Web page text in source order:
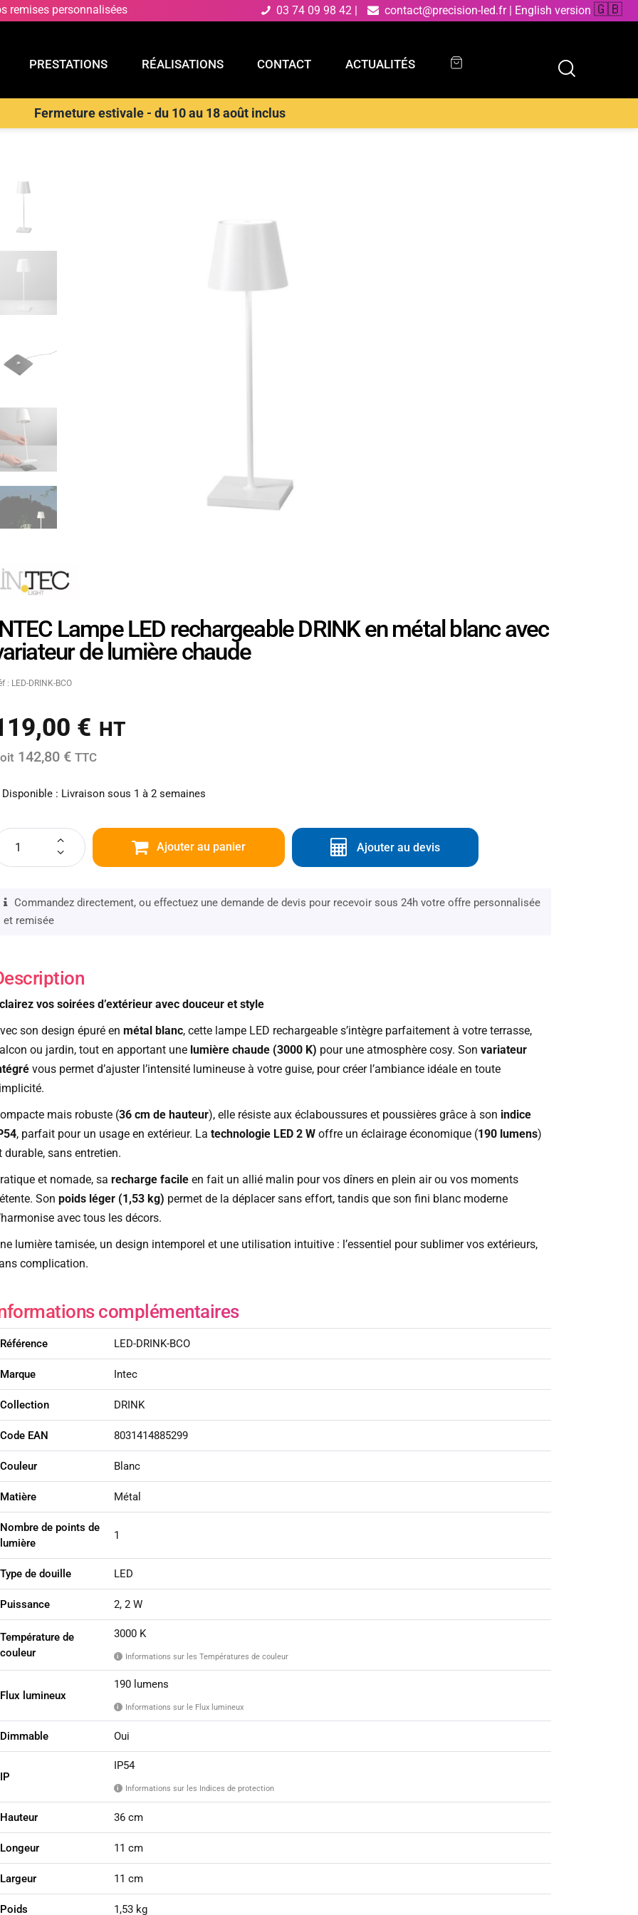
remises personnalisées 03 74 09 98 42 | contact@precision-led.fr | English version 🇬🇧
PRESTATIONS RÉALISATIONS CONTACT ACTUALITÉS
Fermeture estivale - du 10 au 18 août inclus
PRESTATIONS RÉALISATIONS CONTACT
Lampes rechargeables extérieures>INTEC Lampe LED rechargeable DRINK en métal blanc avec variateur de
Lampe LED rechargeable DRINK en métal blanc avec
de lumière chaude
: LED-DRINK-BCO
€ HT
142,80 € TTC
Disponible : Livraison sous 1 à 2 semaines
Ajouter au panier Ajouter au devis
Commandez directement, ou effectuez une demande de devis pour recevoir sous 24h votre offre personnalisée
et remisée
vos soirées d’extérieur avec douceur et style
son design épuré en métal blanc, cette lampe LED rechargeable s’intègre parfaitement à votre terrasse,
ou jardin, tout en apportant une lumière chaude (3000 K) pour une atmosphère cosy. Son variateur
vous permet d’ajuster l’intensité lumineuse à votre guise, pour créer l’ambiance idéale en toute
mais robuste (36 cm de hauteur), elle résiste aux éclaboussures et poussières grâce à son indice
, parfait pour un usage en extérieur. La technologie LED 2 Woffre un éclairage économique (190 lumens)
durable, sans entretien.
et nomade, sa recharge facileen fait un allié malin pour vos dîners en plein air ou vos moments
Son poids léger (1,53 kg) permet de la déplacer sans effort, tandis que son fini blanc moderne
avec tous les décors.
lumière tamisée, un design intemporel et une utilisation intuitive : l’essentiel pour sublimer vos extérieurs,
complication.
complémentaires
Référence LED-DRINK-BCO
Marque Intec
Collection DRINK
Code EAN 8031414885299
Couleur Blanc
Matière Métal
Nombre de points de
lumière
1
Type de douille LED
Puissance 2, 2 W
Température de
couleur
3000 K
i Informations sur les Températures de couleur
Flux lumineux
190 lumens
i Informations sur le Flux lumineux
Dimmable Oui
IP
IP54
i Informations sur les Indices de protection
Hauteur 36 cm
Longeur 11 cm
Largeur 11 cm
Poids 1,53 kg